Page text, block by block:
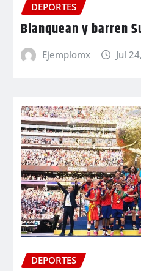
DEPORTES
Blanquean y barren
Ejemplomx Jul
DEPORTES